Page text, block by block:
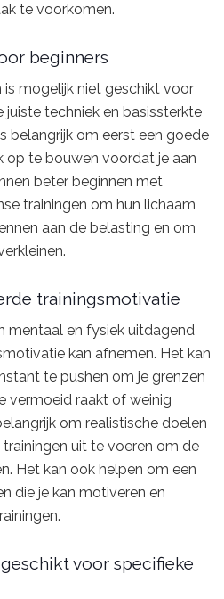
te voorkomen.
beginners
is mogelijk niet geschikt voor
juiste techniek en basissterkte
belangrijk om eerst een goede
op te bouwen voordat je aan
beter beginnen met
trainingen om hun lichaam
aan de belasting en om
trainingsmotivatie
mentaal en fysiek uitdagend
kan afnemen. Het kan
te pushen om je grenzen
vermoeid raakt of weinig
om realistische doelen
uit te voeren om de
Het kan ook helpen om een
die je kan motiveren en
voor specifieke